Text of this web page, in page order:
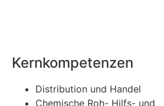
Kernkompetenzen
Distribution und Handel
Chemische Roh- Hilfs- und